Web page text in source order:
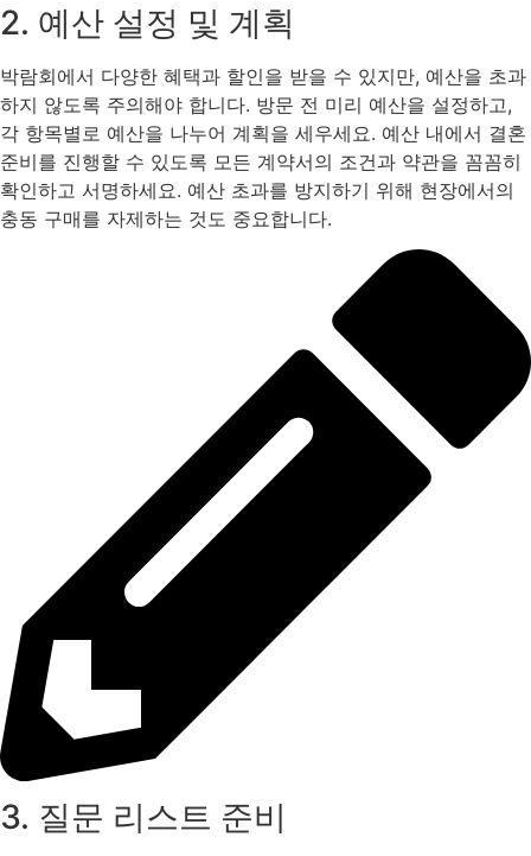
2. 예산 설정 및 계획
박람회에서 다양한 혜택과 할인을 받을 수 있지만, 예산을 초과
하지 않도록 주의해야 합니다. 방문 전 미리 예산을 설정하고,
각 항목별로 예산을 나누어 계획을 세우세요. 예산 내에서 결혼
준비를 진행할 수 있도록 모든 계약서의 조건과 약관을 꼼꼼히
확인하고 서명하세요. 예산 초과를 방지하기 위해 현장에서의
충동 구매를 자제하는 것도 중요합니다.
3. 질문 리스트 준비